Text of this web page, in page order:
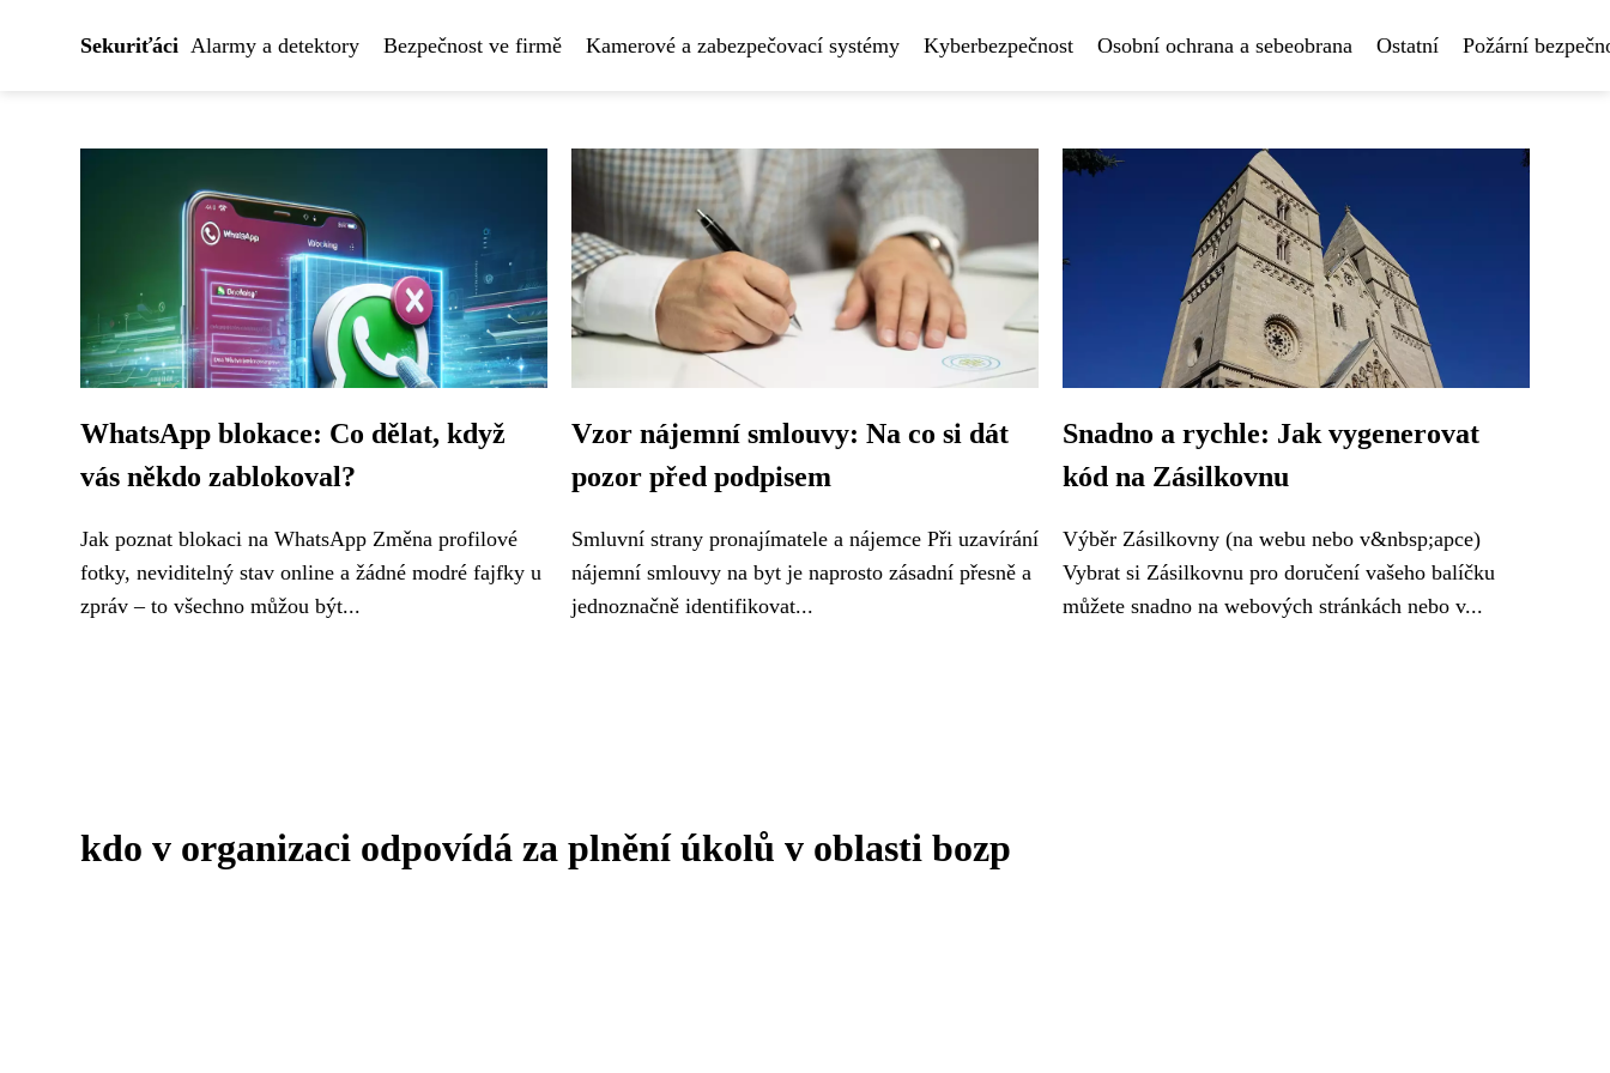
Sekuriťáci Alarmy a detektory Bezpečnost ve firmě Kamerové a zabezpečovací systémy Kyberbezpečnost Osobní ochrana a sebeobrana Ostatní Požární
WhatsApp blokace: Co dělat, když
vás někdo zablokoval?
Jak poznat blokaci na WhatsApp Změna profilové
fotky, neviditelný stav online a žádné modré fajfky u
zpráv – to všechno můžou být...
Vzor nájemní smlouvy: Na co si dát
pozor před podpisem
Smluvní strany pronajímatele a nájemce Při uzavírání
nájemní smlouvy na byt je naprosto zásadní přesně a
jednoznačně identifikovat...
Snadno a rychle: Jak vygenerovat
kód na Zásilkovnu
Výběr Zásilkovny (na webu nebo v&nbsp;apce)
Vybrat si Zásilkovnu pro doručení vašeho balíčku
můžete snadno na webových stránkách nebo v...
kdo v organizaci odpovídá za plnění úkolů v oblasti bozp